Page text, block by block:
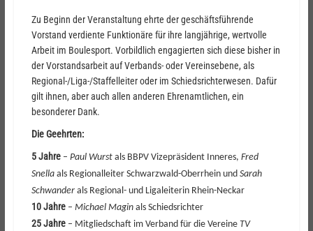
Zu Beginn der Veranstaltung ehrte der geschäftsführende
Vorstand verdiente Funktionäre für ihre langjährige, wertvolle
Arbeit im Boulesport. Vorbildlich engagierten sich diese bisher in
der Vorstandsarbeit auf Verbands- oder Vereinsebene, als
Regional-/Liga-/Staffelleiter oder im Schiedsrichterwesen. Dafür
gilt ihnen, aber auch allen anderen Ehrenamtlichen, ein
besonderer Dank.
Die Geehrten:
5 Jahre– Paul Wurstals BBPV Vizepräsident Inneres, Fred
Snellaals Regionalleiter Schwarzwald-Oberrhein und Sarah
Schwanderals Regional- und Ligaleiterin Rhein-Neckar
10 Jahre– Michael Maginals Schiedsrichter
25 Jahre– Mitgliedschaft im Verband für die Vereine TV